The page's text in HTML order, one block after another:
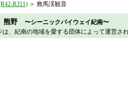
R311) ＞ 救馬渓観音
熊野 〜シーニックバイウェイ紀南〜
は、紀南の地域を愛する団体によって運営さ